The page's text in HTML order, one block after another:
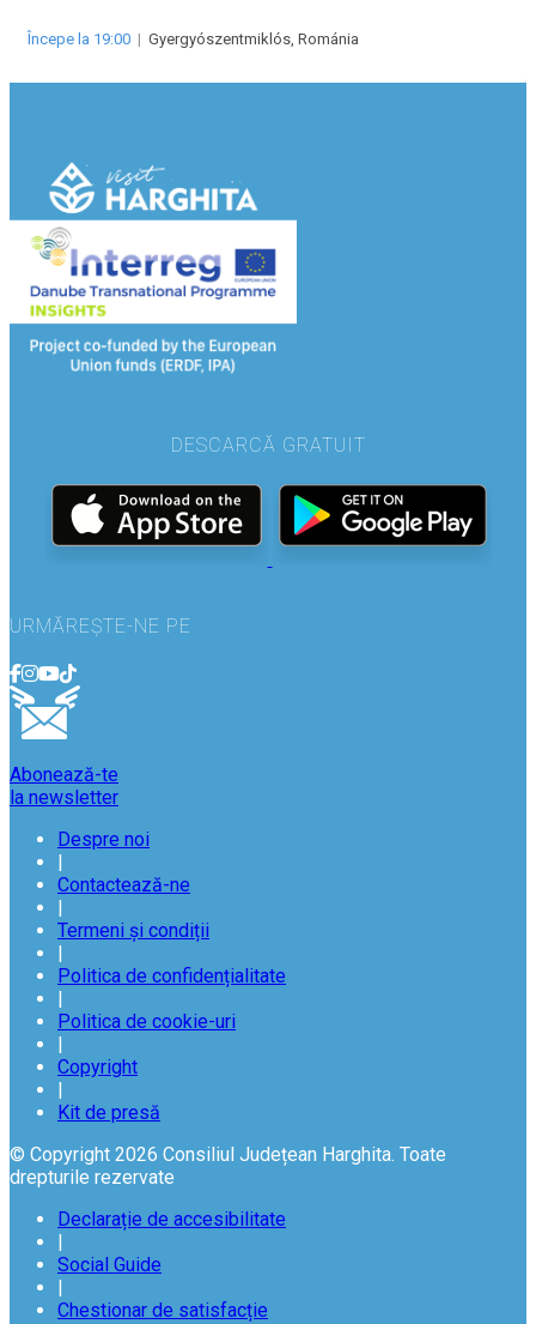
Începe la 19:00 | Gyergyószentmiklós, Románia
DESCARCĂ GRATUIT
URMĂREȘTE-NE PE
Abonează-te
la newsletter
Despre noi
|
Contactează-ne
|
Termeni și condiții
|
Politica de confidențialitate
|
Politica de cookie-uri
|
Copyright
|
Kit de presă
© Copyright 2026 Consiliul Județean Harghita. Toate
drepturile rezervate
Declarație de accesibilitate
|
Social Guide
|
Chestionar de satisfacție